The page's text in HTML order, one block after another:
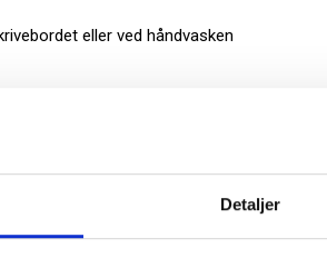
Detaljer
eller ved håndvasken